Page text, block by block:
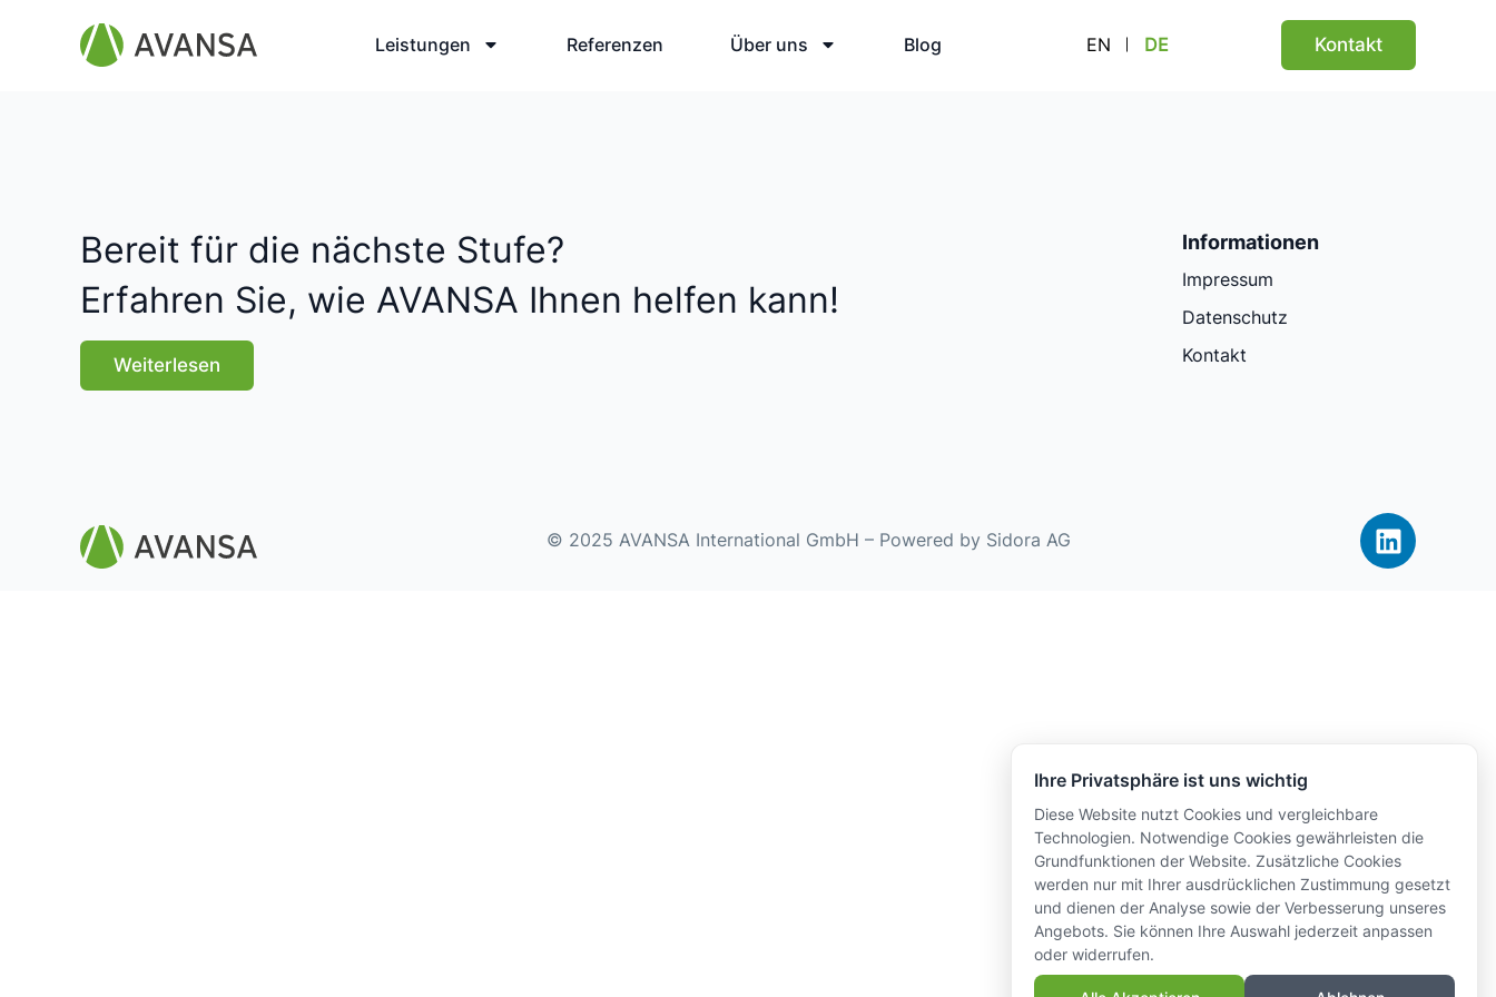
Leistungen Referenzen Über uns Blog EN DE Kontakt
Kategorie:Partner
Bereit für die nächste Stufe?
Erfahren Sie, wie AVANSA Ihnen helfen kann!
Weiterlesen
Informationen
Impressum
Datenschutz
Kontakt
© 2025 AVANSA International GmbH – Powered by Sidora AG
Ihre Privatsphäre ist uns wichtig
Diese Website nutzt Cookies und vergleichbare
Technologien. Notwendige Cookies gewährleisten die
Grundfunktionen der Website. Zusätzliche Cookies
werden nur mit Ihrer ausdrücklichen Zustimmung gesetzt
und dienen der Analyse sowie der Verbesserung unseres
Angebots. Sie können Ihre Auswahl jederzeit anpassen
oder widerrufen.